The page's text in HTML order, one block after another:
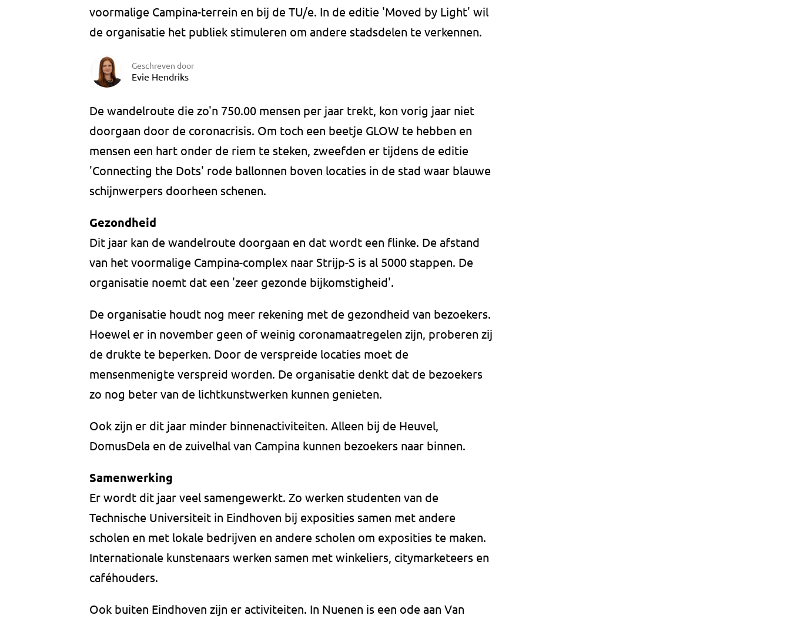
voormalige Campina-terrein en bij de TU/e. In de editie 'Moved by Light' wil
de organisatie het publiek stimuleren om andere stadsdelen te verkennen.
Geschreven door
Evie Hendriks
De wandelroute die zo'n 750.00 mensen per jaar trekt, kon vorig jaar niet
doorgaan door de coronacrisis. Om toch een beetje GLOW te hebben en
mensen een hart onder de riem te steken, zweefden er tijdens de editie
'Connecting the Dots' rode ballonnen boven locaties in de stad waar blauwe
schijnwerpers doorheen schenen.
Gezondheid
Dit jaar kan de wandelroute doorgaan en dat wordt een flinke. De afstand
van het voormalige Campina-complex naar Strijp-S is al 5000 stappen. De
organisatie noemt dat een 'zeer gezonde bijkomstigheid'.
De organisatie houdt nog meer rekening met de gezondheid van bezoekers.
Hoewel er in november geen of weinig coronamaatregelen zijn, proberen zij
de drukte te beperken. Door de verspreide locaties moet de
mensenmenigte verspreid worden. De organisatie denkt dat de bezoekers
zo nog beter van de lichtkunstwerken kunnen genieten.
Ook zijn er dit jaar minder binnenactiviteiten. Alleen bij de Heuvel,
DomusDela en de zuivelhal van Campina kunnen bezoekers naar binnen.
Samenwerking
Er wordt dit jaar veel samengewerkt. Zo werken studenten van de
Technische Universiteit in Eindhoven bij exposities samen met andere
scholen en met lokale bedrijven en andere scholen om exposities te maken.
Internationale kunstenaars werken samen met winkeliers, citymarketeers en
caféhouders.
Ook buiten Eindhoven zijn er activiteiten. In Nuenen is een ode aan Van